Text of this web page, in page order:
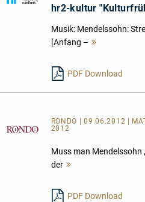
hr2-kultur
Musik: Mendelssohn:
[Anfang –
PDF Download
RONDO | 09.06.2012 |
2012
Muss man Mendelssohn
der
PDF Download